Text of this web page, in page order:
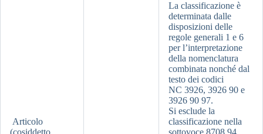
Articolo
(cosiddetto
La classificazione è
determinata dalle
disposizioni delle
regole generali 1 e 6
per l’interpretazione
della nomenclatura
combinata nonché dal
testo dei codici
NC 3926, 3926 90 e
3926 90 97.
Si esclude la
classificazione nella
sottovoce 8708 94